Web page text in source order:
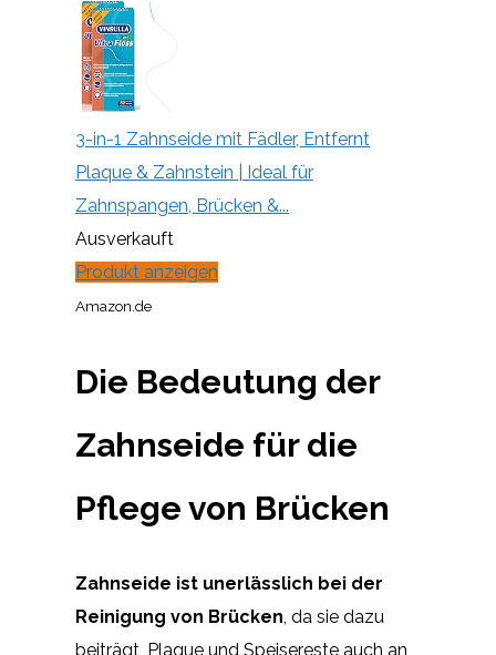
3-in-1 Zahnseide mit Fädler, Entfernt
Plaque & Zahnstein | Ideal für
Zahnspangen, Brücken &...
Ausverkauft
Produkt anzeigen
Amazon.de
Die Bedeutung der
Zahnseide für die
Pflege von Brücken
Zahnseide ist unerlässlich bei der
Reinigung von Brücken , da sie dazu
beiträgt, Plaque und Speisereste auch an